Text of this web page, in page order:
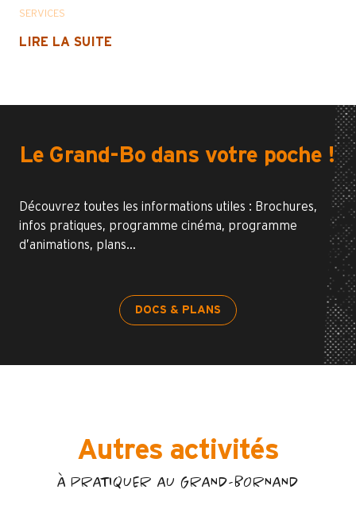
SERVICES
LIRE LA SUITE
Le Grand-Bo dans votre poche !
Découvrez toutes les informations utiles : Brochures,
infos pratiques, programme cinéma, programme
d’animations, plans…
DOCS & PLANS
Autres activités
À PRATIQUER AU GRAND-BORNAND